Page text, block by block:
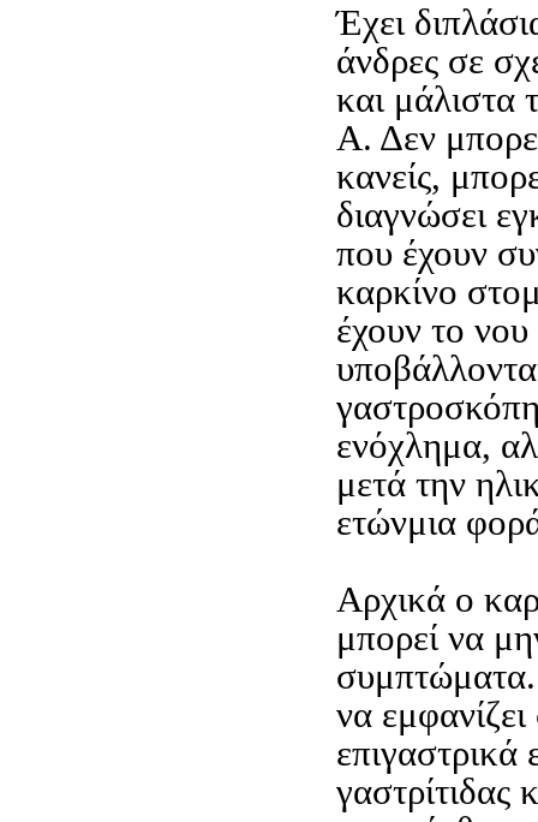
Έχει
άνδρες σε
και μάλιστα
Α. Δεν
κανείς,
διαγνώσει
που έχουν
καρκίνο
έχουν το
ενόχλημα,
μετά την
ετώνμια
Αρχικά ο
μπορεί να
συμπτώματα.
να
επιγαστρικά
γαστρίτιδας